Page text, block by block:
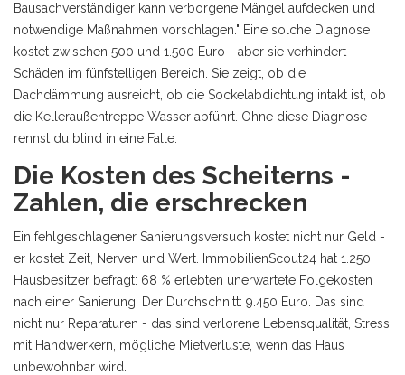
Bausachverständiger kann verborgene Mängel aufdecken und
notwendige Maßnahmen vorschlagen." Eine solche Diagnose
kostet zwischen 500 und 1.500 Euro - aber sie verhindert
Schäden im fünfstelligen Bereich. Sie zeigt, ob die
Dachdämmung ausreicht, ob die Sockelabdichtung intakt ist, ob
die Kelleraußentreppe Wasser abführt. Ohne diese Diagnose
rennst du blind in eine Falle.
Die Kosten des Scheiterns -
Zahlen, die erschrecken
Ein fehlgeschlagener Sanierungsversuch kostet nicht nur Geld -
er kostet Zeit, Nerven und Wert. ImmobilienScout24 hat 1.250
Hausbesitzer befragt: 68 % erlebten unerwartete Folgekosten
nach einer Sanierung. Der Durchschnitt: 9.450 Euro. Das sind
nicht nur Reparaturen - das sind verlorene Lebensqualität, Stress
mit Handwerkern, mögliche Mietverluste, wenn das Haus
unbewohnbar wird.